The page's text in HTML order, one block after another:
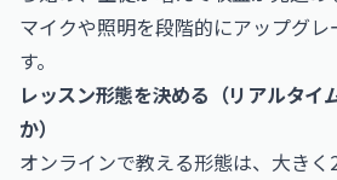
マイクや照明を段階的にアップグ
す。
レッスン形態を決める（リアルタイ
か）
オンラインで教える形態は、大き